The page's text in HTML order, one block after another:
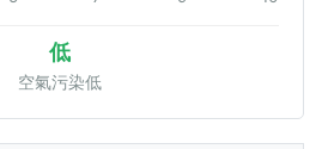
低
空氣污染低